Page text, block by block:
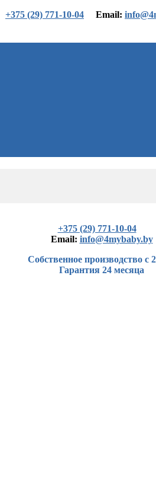
+375 (29) 771-10-04 Еmail:
+375 (29) 771-10-04
Еmail: info@4mybaby.by
Собственное производство с
Гарантия 24 месяца